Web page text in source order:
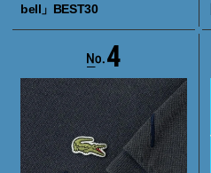
bell」BEST30
4